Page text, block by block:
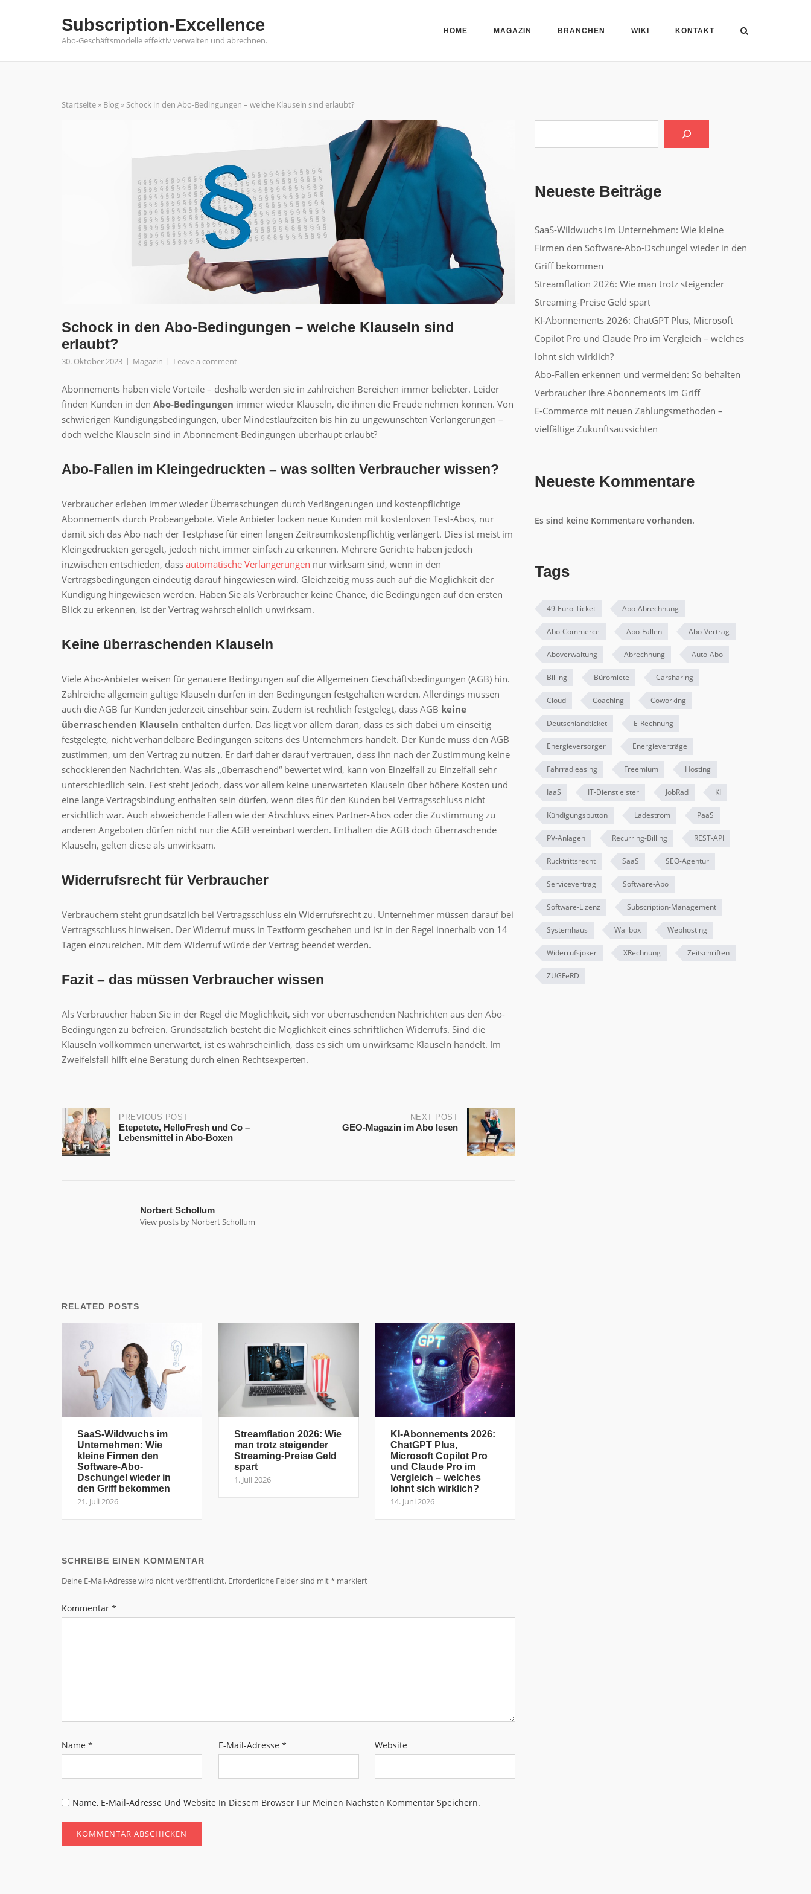
Subscription-Excellence
Abo-Geschäftsmodelle effektiv verwalten und abrechnen.
HOME MAGAZIN BRANCHEN WIKI KONTAKT
Startseite » Blog » Schock in den Abo-Bedingungen – welche Klauseln sind erlaubt?
Schock in den Abo-Bedingungen – welche Klauseln sind
erlaubt?
30. Oktober 2023 Magazin Leave a comment
Abonnements haben viele Vorteile – deshalb werden sie in zahlreichen Bereichen immer beliebter. Leider
finden Kunden in den Abo-Bedingungen immer wieder Klauseln, die ihnen die Freude nehmen können. Von
schwierigen Kündigungsbedingungen, über Mindestlaufzeiten bis hin zu ungewünschten Verlängerungen –
doch welche Klauseln sind in Abonnement-Bedingungen überhaupt erlaubt?
Abo-Fallen im Kleingedruckten – was sollten Verbraucher wissen?
Verbraucher erleben immer wieder Überraschungen durch Verlängerungen und kostenpflichtige
Abonnements durch Probeangebote. Viele Anbieter locken neue Kunden mit kostenlosen Test-Abos, nur
damit sich das Abo nach der Testphase für einen langen Zeitraumkostenpflichtig verlängert. Dies ist meist im
Kleingedruckten geregelt, jedoch nicht immer einfach zu erkennen. Mehrere Gerichte haben jedoch
inzwischen entschieden, dass automatische Verlängerungen nur wirksam sind, wenn in den
Vertragsbedingungen eindeutig darauf hingewiesen wird. Gleichzeitig muss auch auf die Möglichkeit der
Kündigung hingewiesen werden. Haben Sie als Verbraucher keine Chance, die Bedingungen auf den ersten
Blick zu erkennen, ist der Vertrag wahrscheinlich unwirksam.
Keine überraschenden Klauseln
Viele Abo-Anbieter weisen für genauere Bedingungen auf die Allgemeinen Geschäftsbedingungen (AGB) hin.
Zahlreiche allgemein gültige Klauseln dürfen in den Bedingungen festgehalten werden. Allerdings müssen
auch die AGB für Kunden jederzeit einsehbar sein. Zudem ist rechtlich festgelegt, dass AGB keine
überraschenden Klauseln enthalten dürfen. Das liegt vor allem daran, dass es sich dabei um einseitig
festgelegte, nicht verhandelbare Bedingungen seitens des Unternehmers handelt. Der Kunde muss den AGB
zustimmen, um den Vertrag zu nutzen. Er darf daher darauf vertrauen, dass ihn nach der Zustimmung keine
schockierenden Nachrichten. Was als „überraschend“ bewertet wird, kann von Einzelfall zu Einzelfall sehr
unterschiedlich sein. Fest steht jedoch, dass vor allem keine unerwarteten Klauseln über höhere Kosten und
eine lange Vertragsbindung enthalten sein dürfen, wenn dies für den Kunden bei Vertragsschluss nicht
ersichtlich war. Auch abweichende Fallen wie der Abschluss eines Partner-Abos oder die Zustimmung zu
anderen Angeboten dürfen nicht nur die AGB vereinbart werden. Enthalten die AGB doch überraschende
Klauseln, gelten diese als unwirksam.
Widerrufsrecht für Verbraucher
Verbrauchern steht grundsätzlich bei Vertragsschluss ein Widerrufsrecht zu. Unternehmer müssen darauf bei
Vertragsschluss hinweisen. Der Widerruf muss in Textform geschehen und ist in der Regel innerhalb von 14
Tagen einzureichen. Mit dem Widerruf würde der Vertrag beendet werden.
Fazit – das müssen Verbraucher wissen
Als Verbraucher haben Sie in der Regel die Möglichkeit, sich vor überraschenden Nachrichten aus den Abo-
Bedingungen zu befreien. Grundsätzlich besteht die Möglichkeit eines schriftlichen Widerrufs. Sind die
Klauseln vollkommen unerwartet, ist es wahrscheinlich, dass es sich um unwirksame Klauseln handelt. Im
Zweifelsfall hilft eine Beratung durch einen Rechtsexperten.
Post
navigation
PREVIOUS POST
Etepetete, HelloFresh und Co –
Lebensmittel in Abo-Boxen
NEXT POST
GEO-Magazin im Abo lesen
Norbert Schollum
View posts by Norbert Schollum
RELATED POSTS
SaaS-Wildwuchs im
Unternehmen: Wie
kleine Firmen den
Software-Abo-
Dschungel wieder in
den Griff bekommen
21. Juli 2026
Streamflation 2026: Wie
man trotz steigender
Streaming-Preise Geld
spart
1. Juli 2026
KI-Abonnements 2026:
ChatGPT Plus,
Microsoft Copilot Pro
und Claude Pro im
Vergleich – welches
lohnt sich wirklich?
14. Juni 2026
SCHREIBE EINEN KOMMENTAR
Deine E-Mail-Adresse wird nicht veröffentlicht. Erforderliche Felder sind mit* markiert
Kommentar *
Name * E-Mail-Adresse * Website
Name, E-Mail-Adresse Und Website In Diesem Browser Für Meinen Nächsten Kommentar Speichern.
Neueste Beiträge
SaaS-Wildwuchs im Unternehmen: Wie kleine
Firmen den Software-Abo-Dschungel wieder in den
Griff bekommen
Streamflation 2026: Wie man trotz steigender
Streaming-Preise Geld spart
KI-Abonnements 2026: ChatGPT Plus, Microsoft
Copilot Pro und Claude Pro im Vergleich – welches
lohnt sich wirklich?
Abo-Fallen erkennen und vermeiden: So behalten
Verbraucher ihre Abonnements im Griff
E-Commerce mit neuen Zahlungsmethoden –
vielfältige Zukunftsaussichten
Neueste Kommentare
Es sind keine Kommentare vorhanden.
Tags
49-Euro-Ticket Abo-Abrechnung
Abo-Commerce Abo-Fallen Abo-Vertrag
Aboverwaltung Abrechnung Auto-Abo
Billing Büromiete Carsharing
Cloud Coaching Coworking
Deutschlandticket E-Rechnung
Energieversorger Energieverträge
Fahrradleasing Freemium Hosting
IaaS IT-Dienstleister JobRad KI
Kündigungsbutton Ladestrom PaaS
PV-Anlagen Recurring-Billing REST-API
Rücktrittsrecht SaaS SEO-Agentur
Servicevertrag Software-Abo
Software-Lizenz Subscription-Management
Systemhaus Wallbox Webhosting
Widerrufsjoker XRechnung Zeitschriften
ZUGFeRD